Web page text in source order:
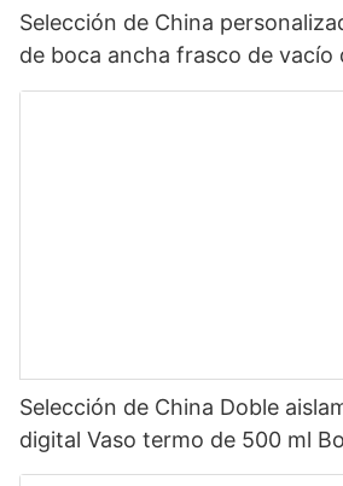
Selección de China
de boca ancha frasco de vacío
botella de agua deportiva
Selección de China Doble
digital Vaso termo de 500 ml
inteligente de acero inoxidable